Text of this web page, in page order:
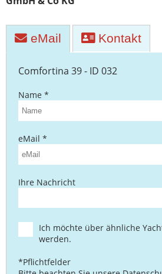
eMail Kontakt
Comfortina 39 - ID 032
Name *
eMail *
Ihre Nachricht
Ich möchte über ähnliche
werden.
*Pflichtfelder